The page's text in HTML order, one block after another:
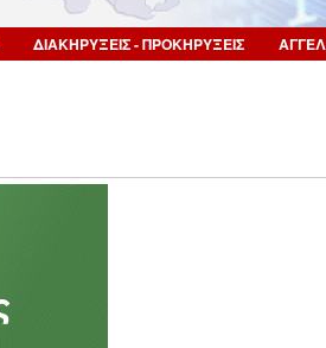
ΔΙΑΚΗΡΥΞΕΙΣ - ΠΡΟΚΗΡΥΞΕΙΣ